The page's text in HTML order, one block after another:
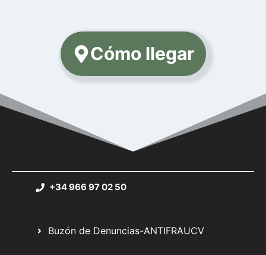
Cómo llegar
+34 966 97 02 50
Buzón de Denuncias-ANTIFRAUCV